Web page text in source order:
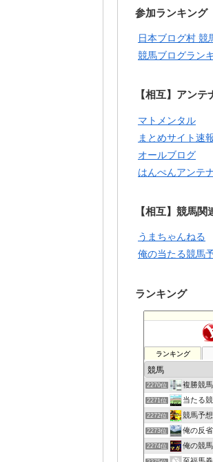
参加ランキング
日本ブログ村 競
競馬ブログラン
【相互】アンテ
マトメンタル
まとめサイト速
オールブログ
はんぺんアンテ
【相互】競馬関
うまちゃんねる
俺の当たる競馬
ランキング
ランキング
2270位 複勝競
2271位 当たる
2272位 競馬予
2273位 俺の反
2274位 俺の競